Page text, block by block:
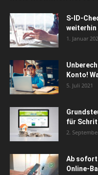
S-ID-
weiterhin
1. Januar
Konto!
5. Juli 2021
für
2.
Ab sofort
Online-